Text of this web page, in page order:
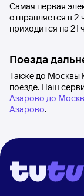
Самая первая
отправляется в 2
приходится на 21
Поезда
Также до Москвы
поезде. Наш
Азарово до
Азарово.